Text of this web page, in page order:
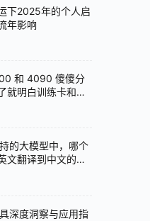
下2025年的个人启
年影响
和 4090 傻傻分
就明白训练卡和推
的大模型中，哪个
文翻译到中文的效
深度洞察与应用指